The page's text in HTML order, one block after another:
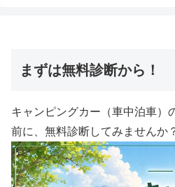
まずは無料診断から！
キャンピングカー（車中泊車）
前に、無料診断してみませんか